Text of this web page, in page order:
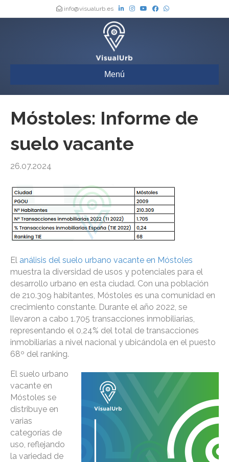
info@visualurb.es
Menú
Móstoles: Informe de
suelo vacante
26.07.2024
El análisis del suelo urbano vacante en Móstoles
muestra la diversidad de usos y potenciales para el
desarrollo urbano en esta ciudad. Con una población
de 210.309 habitantes, Móstoles es una comunidad en
crecimiento constante. Durante el año 2022, se
llevaron a cabo 1.705 transacciones inmobiliarias,
representando el 0,24% del total de transacciones
inmobiliarias a nivel nacional y ubicándola en el puesto
68º del ranking.
El suelo urbano
vacante en
Móstoles se
distribuye en
varias
categorías de
uso, reflejando
la variedad de